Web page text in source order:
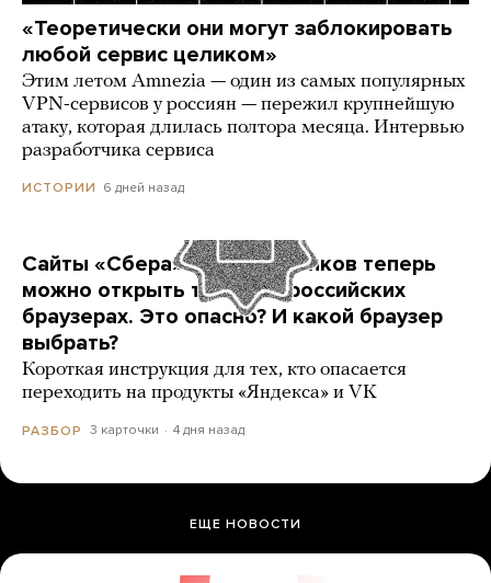
«Теоретически они могут заблокировать
любой сервис целиком»
Этим летом Amnezia — один из самых популярных
VPN-сервисов у россиян — пережил крупнейшую
атаку, которая длилась полтора месяца. Интервью
разработчика сервиса
ИСТОРИИ 6 дней назад
Сайты «Сбера» и других банков теперь
можно открыть только в российских
браузерах. Это опасно? И какой браузер
выбрать?
Короткая инструкция для тех, кто опасается
переходить на продукты «Яндекса» и VK
РАЗБОР 3 карточки 4 дня назад
ЕЩЕ НОВОСТИ